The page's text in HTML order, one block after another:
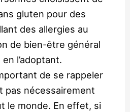
gluten pour des
des allergies au
de bien-être général
l’adoptant.
de se rappeler
pas nécessairement
le monde. En effet, si